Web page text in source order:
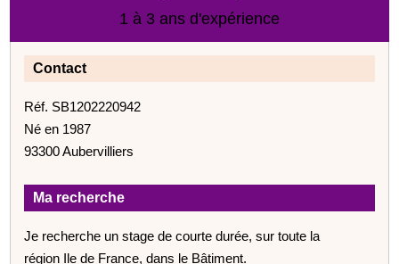
1 à 3 ans d'expérience
Contact
Réf. SB1202220942
Né en 1987
93300 Aubervilliers
Ma recherche
Je recherche un stage de courte durée, sur toute la
région Ile de France, dans le Bâtiment.